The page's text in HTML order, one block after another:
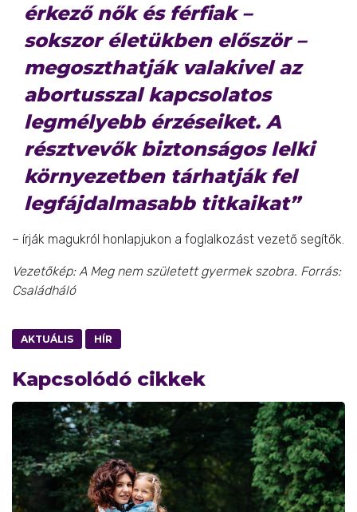
érkező nők és férfiak –
sokszor életükben először –
megoszthatják valakivel az
abortusszal kapcsolatos
legmélyebb érzéseiket. A
résztvevők biztonságos lelki
környezetben tárhatják fel
legfájdalmasabb titkaikat”
– írják magukról honlapjukon a foglalkozást vezető segítők.
Vezetőkép: A Meg nem született gyermek szobra. Forrás:
Családháló
AKTUÁLIS HÍR
Kapcsolódó cikkek